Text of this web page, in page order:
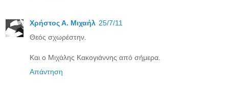
Χρήστος Α. Μιχαήλ 25/7/11
Θεός σχωρέστην.
Και ο Μιχάλης Κακογιάννης από σήμερα.
Απάντηση